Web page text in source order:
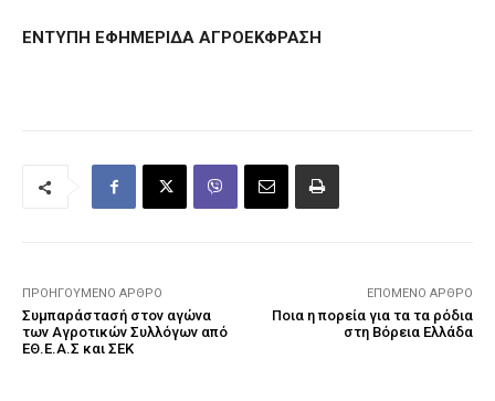
ΕΝΤΥΠΗ ΕΦΗΜΕΡΙΔΑ ΑΓΡΟΕΚΦΡΑΣΗ
ΠΡΟΗΓΟΎΜΕΝΟ ΆΡΘΡΟ
Συμπαράστασή στον αγώνα
των Αγροτικών Συλλόγων από
ΕΘ.Ε.Α.Σ και ΣΕΚ
ΕΠΌΜΕΝΟ ΆΡΘΡΟ
Ποια η πορεία για τα τα ρόδια
στη Βόρεια Ελλάδα